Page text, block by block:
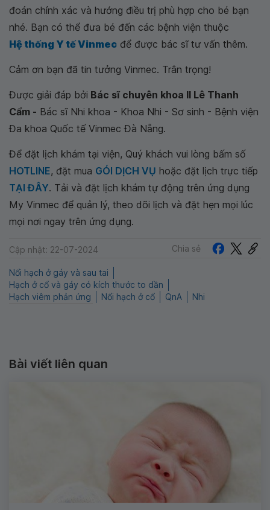
đoán chính xác và hướng điều trị phù hợp cho bé bạn
nhé. Bạn có thể đưa bé đến các bệnh viện thuộc
Hệ thống Y tế Vinmec để được bác sĩ tư vấn thêm.
Cảm ơn bạn đã tin tưởng Vinmec. Trân trọng!
Được giải đáp bởi Bác sĩ chuyên khoa II Lê Thanh
Cẩm - Bác sĩ Nhi khoa - Khoa Nhi - Sơ sinh - Bệnh viện
Đa khoa Quốc tế Vinmec Đà Nẵng.
Để đặt lịch khám tại viện, Quý khách vui lòng bấm số
HOTLINE, đặt mua GÓI DỊCH VỤ hoặc đặt lịch trực tiếp
TẠI ĐÂY. Tải và đặt lịch khám tự động trên ứng dụng
My Vinmec để quản lý, theo dõi lịch và đặt hẹn mọi lúc
mọi nơi ngay trên ứng dụng.
Cập nhật: 22-07-2024 Chia sẻ
Nổi hạch ở gáy và sau tai
Hạch ở cổ và gáy có kích thước to dần
Hạch viêm phản ứng
Nổi hạch ở cổ QnA Nhi
Bài viết liên quan